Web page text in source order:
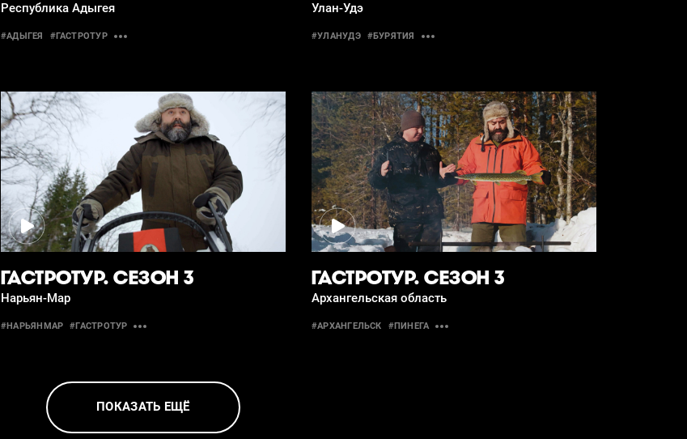
Республика Адыгея
#АДЫГЕЯ #ГАСТРОТУР
Улан-Удэ
#УЛАНУДЭ #БУРЯТИЯ
ГАСТРОТУР. СЕЗОН 3
Нарьян-Мар
#НАРЬЯНМАР #ГАСТРОТУР
ГАСТРОТУР. СЕЗОН 3
Архангельская область
#АРХАНГЕЛЬСК #ПИНЕГА
ПОКАЗАТЬ ЕЩЁ